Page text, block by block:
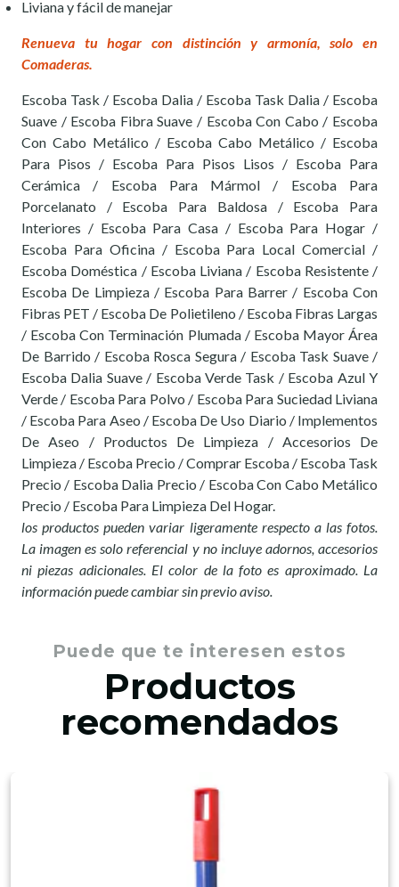
Liviana y fácil de manejar
Renueva tu hogar con distinción y armonía, solo en
Comaderas.
Escoba Task / Escoba Dalia / Escoba Task Dalia / Escoba
Suave / Escoba Fibra Suave / Escoba Con Cabo / Escoba
Con Cabo Metálico / Escoba Cabo Metálico / Escoba
Para Pisos / Escoba Para Pisos Lisos / Escoba Para
Cerámica / Escoba Para Mármol / Escoba Para
Porcelanato / Escoba Para Baldosa / Escoba Para
Interiores / Escoba Para Casa / Escoba Para Hogar /
Escoba Para Oficina / Escoba Para Local Comercial /
Escoba Doméstica / Escoba Liviana / Escoba Resistente /
Escoba De Limpieza / Escoba Para Barrer / Escoba Con
Fibras PET / Escoba De Polietileno / Escoba Fibras Largas
/ Escoba Con Terminación Plumada / Escoba Mayor Área
De Barrido / Escoba Rosca Segura / Escoba Task Suave /
Escoba Dalia Suave / Escoba Verde Task / Escoba Azul Y
Verde / Escoba Para Polvo / Escoba Para Suciedad Liviana
/ Escoba Para Aseo / Escoba De Uso Diario / Implementos
De Aseo / Productos De Limpieza / Accesorios De
Limpieza / Escoba Precio / Comprar Escoba / Escoba Task
Precio / Escoba Dalia Precio / Escoba Con Cabo Metálico
Precio / Escoba Para Limpieza Del Hogar.
los productos pueden variar ligeramente respecto a las fotos.
La imagen es solo referencial y no incluye adornos, accesorios
ni piezas adicionales. El color de la foto es aproximado. La
información puede cambiar sin previo aviso.
Puede que te interesen estos
Productos
recomendados